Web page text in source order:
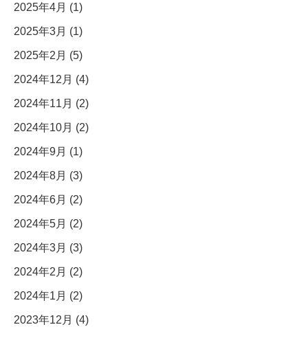
2025年4月 (1)
2025年3月 (1)
2025年2月 (5)
2024年12月 (4)
2024年11月 (2)
2024年10月 (2)
2024年9月 (1)
2024年8月 (3)
2024年6月 (2)
2024年5月 (2)
2024年3月 (3)
2024年2月 (2)
2024年1月 (2)
2023年12月 (4)